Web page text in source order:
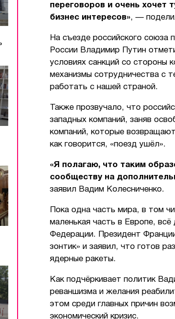
переговоров и очень хочет
бизнес интересов», —
На съезде российского союза
России Владимир Путин
условиях санкций со стороны
механизмы сотрудничества с
работать с нашей страной.
Также прозвучало, что
западных компаний, заняв
компаний, которые
как говорится, «поезд ушёл».
«Я полагаю, что таким
сообществу на
заявил Вадим Колесниченко.
Пока одна часть мира, в том
маленькая часть в Европе,
Федерации. Президент
зонтик» и заявил, что готов
ядерные ракеты.
Как подчёркивает политик
реваншизма и желания
этом среди главных причин
экономический кризис.